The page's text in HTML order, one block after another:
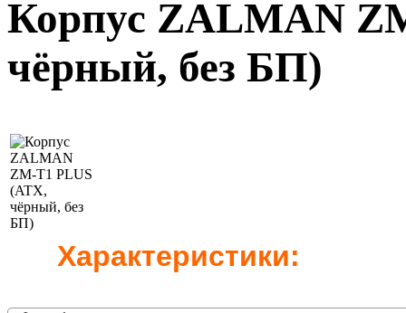
Корпус ZALMAN
чёрный, без БП)
Характеристики: